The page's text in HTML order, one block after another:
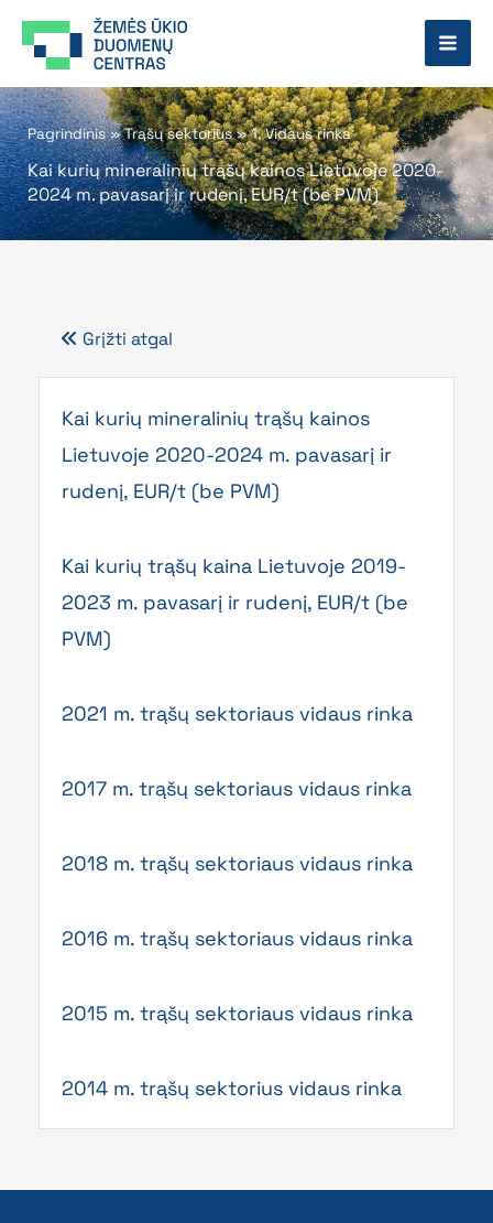
prie
Pagrindinis»Trąšų sektorius»1. Vidaus rinka
Kai kurių mineralinių trąšų kainos Lietuvoje 2020-
2024 m. pavasarį ir rudenį, EUR/t (be PVM)
Grįžti atgal
Kai kurių mineralinių trąšų kainos
Lietuvoje 2020-2024 m. pavasarį ir
rudenį, EUR/t (be PVM)
Kai kurių trąšų kaina Lietuvoje 2019-
2023 m. pavasarį ir rudenį, EUR/t (be
PVM)
2021 m. trąšų sektoriaus vidaus rinka
2017 m. trąšų sektoriaus vidaus rinka
2018 m. trąšų sektoriaus vidaus rinka
2016 m. trąšų sektoriaus vidaus rinka
2015 m. trąšų sektoriaus vidaus rinka
2014 m. trąšų sektorius vidaus rinka